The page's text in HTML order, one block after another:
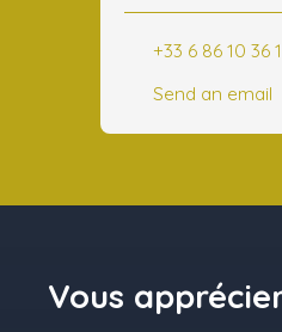
+33 6 86 10 36
Send an email
Vous